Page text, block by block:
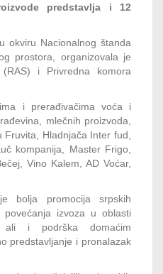
predstavlja i 12
okviru Nacionalnog štanda
prostora, organizovala je
i Privredna komora
i prerađivačima voća i
mlečnih proizvoda,
Hladnjača Inter fud,
kompanija, Master Frigo,
Vino Kalem, AD Voćar,
bolja promocija srpskih
izvoza u oblasti
ali i podrška domaćim
predstavljanje i pronalazak